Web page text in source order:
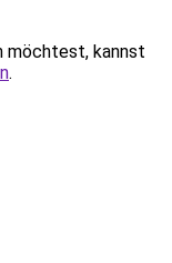
möchtest, kannst
.